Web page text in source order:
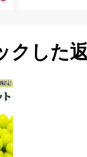
クした